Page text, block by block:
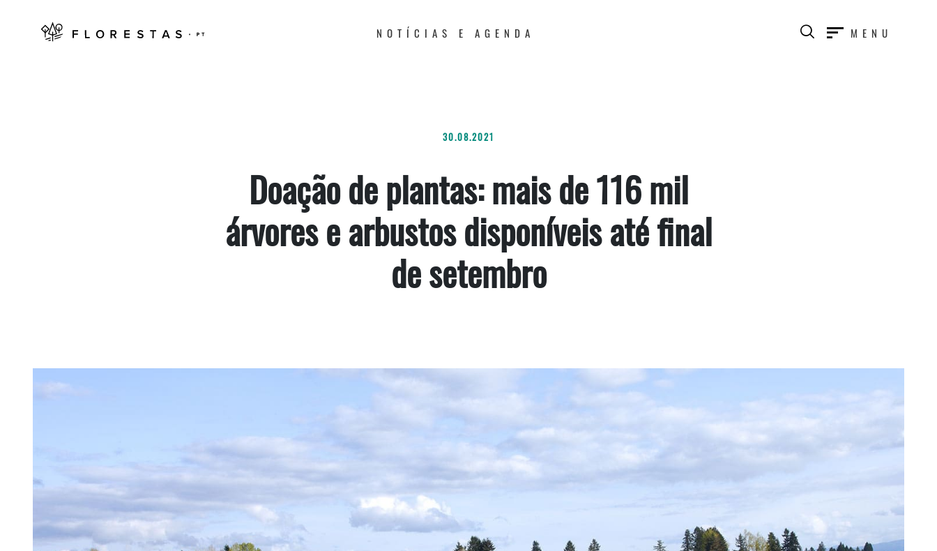
NOTÍCIAS E AGENDA MENU
30.08.2021
Doação de plantas: mais de 116 mil
árvores e arbustos disponíveis até final
de setembro